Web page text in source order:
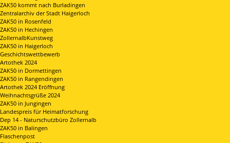
ZAK50 kommt nach Burladingen
Zentralarchiv der Stadt Haigerloch
ZAK50 in Rosenfeld
ZAK50 in Hechingen
ZollernalbKunstweg
ZAK50 in Haigerloch
Geschichtswettbewerb
Artothek 2024
ZAK50 in Dormettingen
ZAK50 in Rangendingen
Artothek 2024 Eröffnung
Weihnachtsgrüße 2024
ZAK50 in Jungingen
Landespreis für Heimatforschung
Dep 14 - Naturschutzbüro Zollernalb
ZAK50 in Balingen
Flaschenpost